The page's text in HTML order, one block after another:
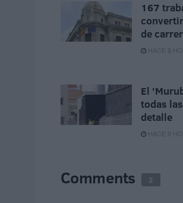
167
de
HACE 8
El
todas
detalle
HACE 9
Comments 2